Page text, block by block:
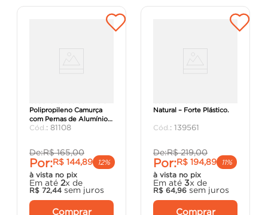
Polipropileno Camurça
com Pernas de Alumínio -
Tramontina.
: 81108
De:R$ 165,00
Por:R$ 144,89
12%
à vista no pix
Em até 2x de
R$ 72,44 sem juros
Comprar
Natural – Forte Plástico.
: 139561
De:R$ 219,00
Por:R$ 194,89
11%
à vista no pix
Em até 3x de
R$ 64,96 sem juros
Comprar